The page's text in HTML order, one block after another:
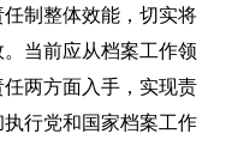
制整体效能，切实将
当前应从档案工作领
两方面入手，实现责
行党和国家档案工作